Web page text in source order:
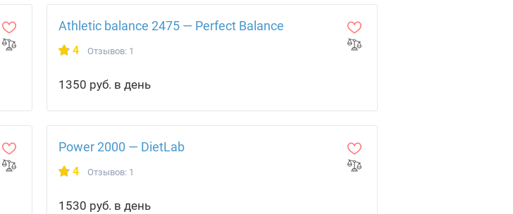
Athletic balance 2475 — Perfect Balance
4 Отзывов: 1
1350 руб. в день
Power 2000 — DietLab
4 Отзывов: 1
1530 руб. в день